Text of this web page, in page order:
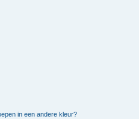
in een andere kleur?